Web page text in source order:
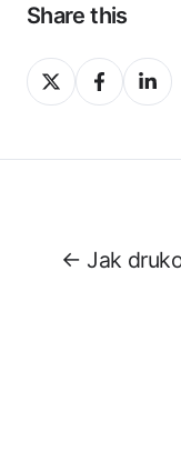
Share this
Share
on
Share
on
Share
on
← Jak